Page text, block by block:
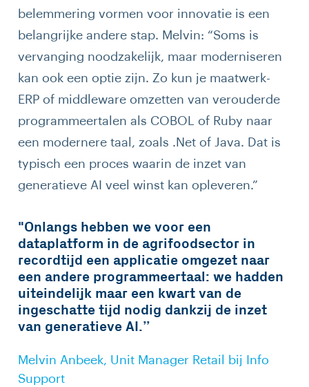
belemmering vormen voor innovatie is een
belangrijke andere stap. Melvin: “Soms is
vervanging noodzakelijk, maar moderniseren
kan ook een optie zijn. Zo kun je maatwerk-
ERP of middleware omzetten van verouderde
programmeertalen als COBOL of Ruby naar
een modernere taal, zoals .Net of Java. Dat is
typisch een proces waarin de inzet van
generatieve AI veel winst kan opleveren.”
"Onlangs hebben we voor een
dataplatform in de agrifoodsector in
recordtijd een applicatie omgezet naar
een andere programmeertaal: we hadden
uiteindelijk maar een kwart van de
ingeschatte tijd nodig dankzij de inzet
van generatieve AI.”
Melvin Anbeek, Unit Manager Retail bij Info
Support